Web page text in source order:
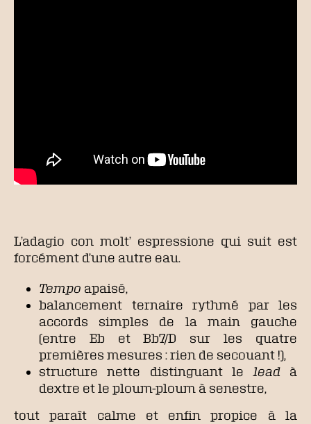
L’adagio con molt’ espressione qui suit est
forcément d’une autre eau.
Tempo apaisé,
balancement ternaire rythmé par les
accords simples de la main gauche
(entre Eb et Bb7/D sur les quatre
premières mesures : rien de secouant !),
structure nette distinguant le leadà
dextre et le ploum-ploum à senestre,
tout paraît calme et enfin propice à la